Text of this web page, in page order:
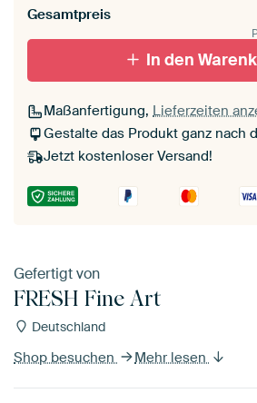
Gesamtpreis
In den
Maßanfertigung, Lieferzeiten
Gestalte das Produkt ganz nach
Jetzt kostenloser Versand!
Gefertigt von
FRESH Fine Art
Deutschland
Shop besuchen Mehr lesen